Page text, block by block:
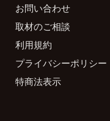
お問い合わせ
取材のご相談
利用規約
プライバシーポリシー
特商法表示